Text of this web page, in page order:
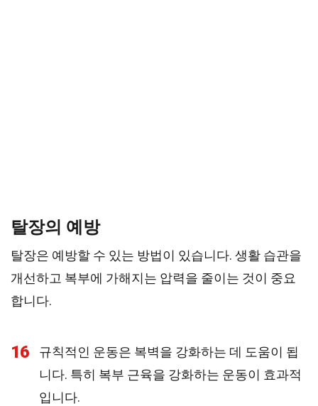
탈장의 예방
탈장은 예방할 수 있는 방법이 있습니다. 생활 습관을
개선하고 복부에 가해지는 압력을 줄이는 것이 중요
합니다.
16
규칙적인 운동은 복벽을 강화하는 데 도움이 됩
니다. 특히 복부 근육을 강화하는 운동이 효과적
입니다.